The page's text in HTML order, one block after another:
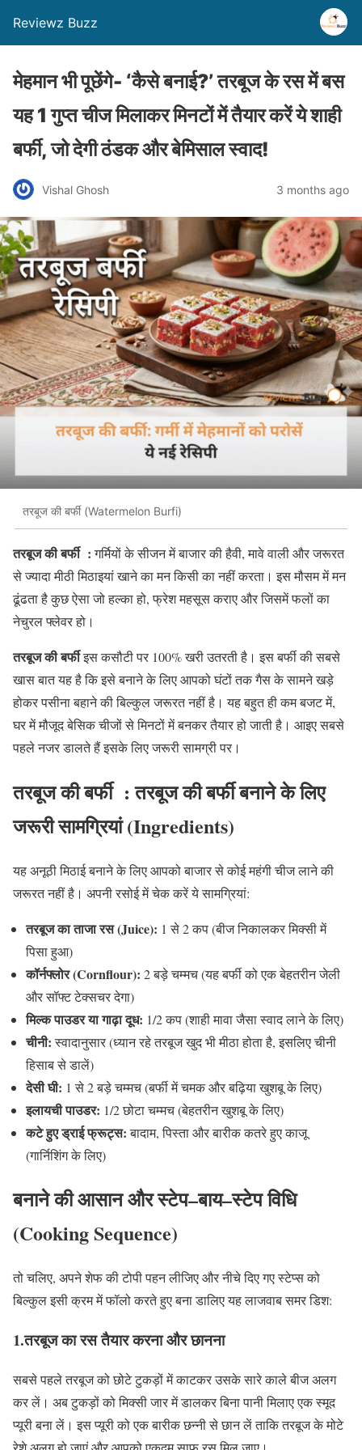
Reviewz Buzz
मेहमान भी पूछेंगे- ‘कैसे बनाई?’ तरबूज के रस में बस
यह 1 गुप्त चीज मिलाकर मिनटों में तैयार करें ये शाही
बर्फी, जो देगी ठंडक और बेमिसाल स्वाद!
Vishal Ghosh 3 months ago
तरबूज की बर्फी (Watermelon Burfi)
तरबूज की बर्फी :गर्मियों के सीजन में बाजार की हैवी,मावे वाली और जरूरत
से ज्यादा मीठी मिठाइयां खाने का मन किसी का नहीं करता। इस मौसम में मन
ढूंढता है कुछ ऐसा जो हल्का हो,फ्रेश महसूस कराए और जिसमें फलों का
नेचुरल फ्लेवर हो।
तरबूजकीबर्फीइस कसौटी पर 100%खरी उतरती है। इस बर्फी की सबसे
खास बात यह है कि इसे बनाने के लिए आपको घंटों तक गैस के सामने खड़े
होकर पसीना बहाने की बिल्कुल जरूरत नहीं है। यह बहुत ही कम बजट में,
घर में मौजूद बेसिक चीजों से मिनटों में बनकर तैयार हो जाती है। आइए सबसे
पहले नजर डालते हैं इसके लिए जरूरी सामग्री पर।
तरबूज की बर्फी : तरबूजकीबर्फीबनानेकेलिए
जरूरीसामग्रियां(Ingredients)
यह अनूठी मिठाई बनाने के लिए आपको बाजार से कोई महंगी चीज लाने की
जरूरत नहीं है। अपनी रसोई में चेक करें ये सामग्रियां:
तरबूजकाताजारस(Juice): 1से2कप(बीज निकालकर मिक्सी में
पिसा हुआ)
कॉर्नफ्लोर(Cornflour): 2बड़े चम्मच(यह बर्फी को एक बेहतरीन जेली
और सॉफ्ट टेक्सचर देगा)
मिल्कपाउडरयागाढ़ादूध: 1/2कप(शाही मावा जैसा स्वाद लाने के लिए)
चीनी: स्वादानुसार(ध्यान रहे तरबूज खुद भी मीठा होता है,इसलिए चीनी
हिसाब से डालें)
देसीघी: 1से2बड़े चम्मच(बर्फी में चमक और बढ़िया खुशबू के लिए)
इलायचीपाउडर: 1/2छोटा चम्मच(बेहतरीन खुशबू के लिए)
कटेहुएड्राईफ्रूट्स: बादाम,पिस्ता और बारीक कतरे हुए काजू
(गार्निशिंग के लिए)
बनानेकीआसानऔरस्टेप–बाय–स्टेपविधि
(Cooking Sequence)
तो चलिए, अपने शेफ की टोपी पहन लीजिए और नीचे दिए गए स्टेप्स को
बिल्कुल इसी क्रम में फॉलो करते हुए बना डालिए यह लाजवाब समर डिश:
1.तरबूजकारसतैयारकरनाऔरछानना
सबसे पहले तरबूज को छोटे टुकड़ों में काटकर उसके सारे काले बीज अलग
कर लें। अब टुकड़ों को मिक्सी जार में डालकर बिना पानी मिलाए एक स्मूद
प्यूरी बना लें। इस प्यूरी को एक बारीक छन्नी से छान लें ताकि तरबूज के मोटे